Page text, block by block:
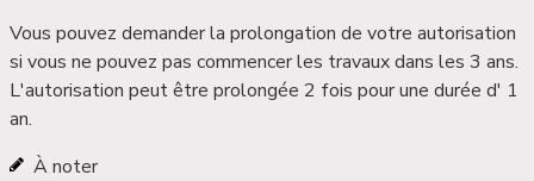
Vous pouvez demander la prolongation de votre autorisation
si vous ne pouvez pas commencer les travaux dans les 3 ans.
L'autorisation peut être prolongée 2 fois pour une durée d' 1
an.
À noter